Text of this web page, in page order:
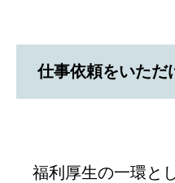
仕事依頼をいただ
福利厚生の一環と